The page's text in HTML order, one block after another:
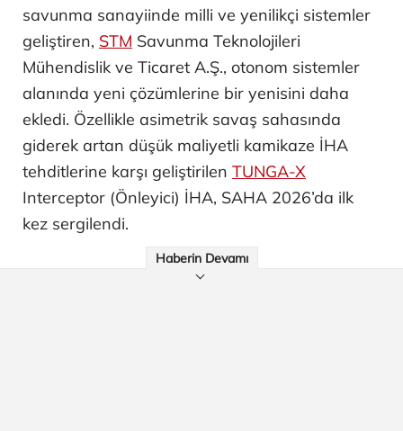
savunma sanayiinde milli ve yenilikçi sistemler
geliştiren, STM Savunma Teknolojileri
Mühendislik ve Ticaret A.Ş., otonom sistemler
alanında yeni çözümlerine bir yenisini daha
ekledi. Özellikle asimetrik savaş sahasında
giderek artan düşük maliyetli kamikaze İHA
tehditlerine karşı geliştirilen TUNGA-X
Interceptor (Önleyici) İHA, SAHA 2026’da ilk
kez sergilendi.
Haberin Devamı